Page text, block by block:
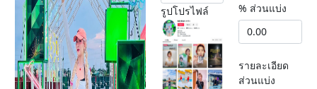
รูปโปรไฟล์ % ส่วนแบ่ง
รายละเอียด
ส่วนแบ่ง